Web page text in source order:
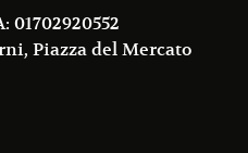
01702920552
Piazza del Mercato